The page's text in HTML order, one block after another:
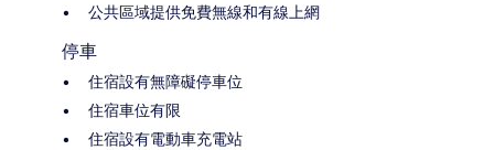
公共區域提供免費無線和有線上網
停車
住宿設有無障礙停車位
住宿車位有限
住宿設有電動車充電站